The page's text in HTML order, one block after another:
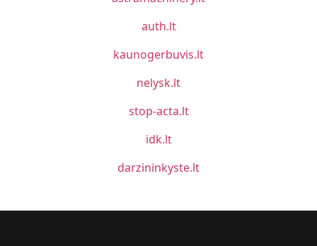
auth.lt
kaunogerbuvis.lt
nelysk.lt
stop-acta.lt
idk.lt
darzininkyste.lt